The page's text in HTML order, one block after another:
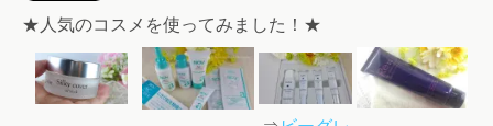
★人気のコスメを使ってみました！★